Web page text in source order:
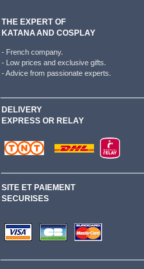
THE EXPERT OF
KATANA AND COSPLAY
- French company.
- Low prices and exclusive gifts.
- Advice from passionate experts.
DELIVERY
EXPRESS OR RELAY
SITE ET PAIEMENT
SECURISES